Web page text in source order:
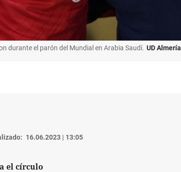
durante el parón del Mundial en Arabia Saudí. UD Almería
16.06.2023 | 13:05
el círculo